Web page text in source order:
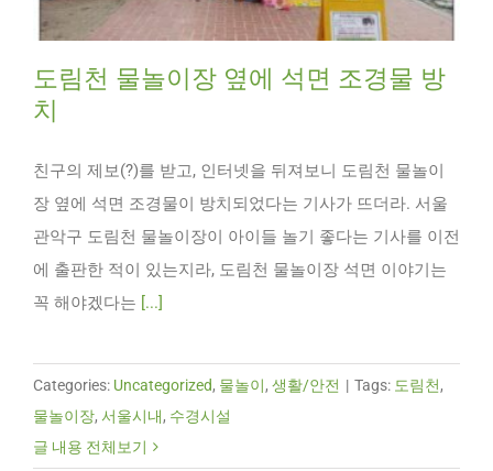
도림천 물놀이장 옆에 석면 조경물 방
치
친구의 제보(?)를 받고, 인터넷을 뒤져보니 도림천 물놀이
장 옆에 석면 조경물이 방치되었다는 기사가 뜨더라. 서울
관악구 도림천 물놀이장이 아이들 놀기 좋다는 기사를 이전
에 출판한 적이 있는지라, 도림천 물놀이장 석면 이야기는
꼭 해야겠다는 [...]
Categories: Uncategorized, 물놀이, 생활/안전 | Tags: 도림천,
물놀이장, 서울시내, 수경시설
글 내용 전체보기